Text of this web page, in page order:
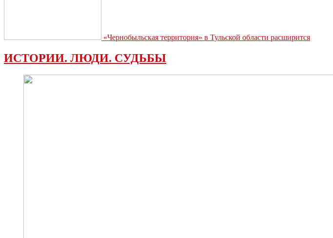
«Чернобыльская территория» в Тульской области расширится
ИСТОРИИ. ЛЮДИ. СУДЬБЫ